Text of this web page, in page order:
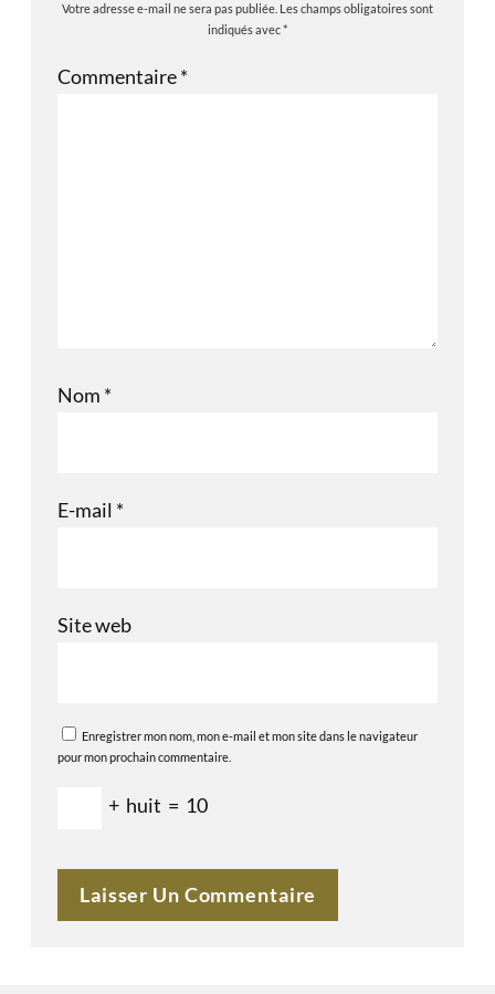
Votre adresse e-mail ne sera pas publiée. Les champs obligatoires sont
indiqués avec*
Commentaire*
Nom *
E-mail *
Site web
Enregistrer mon nom, mon e-mail et mon site dans le navigateur
pour mon prochain commentaire.
+ huit = 10